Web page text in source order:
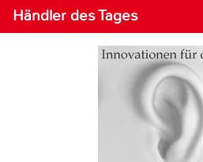
Händler des Tages